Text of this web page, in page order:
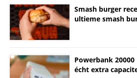
Smash burger
ultieme smash
Powerbank
écht extra